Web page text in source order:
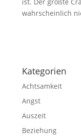
wahrscheinlich
Kategorien
Achtsamkeit
Angst
Auszeit
Beziehung